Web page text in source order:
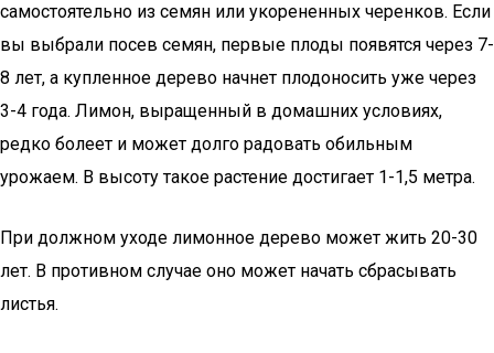
самостоятельно из семян или укорененных черенков. Если
вы выбрали посев семян, первые плоды появятся через 7-
8 лет, а купленное дерево начнет плодоносить уже через
3-4 года. Лимон, выращенный в домашних условиях,
редко болеет и может долго радовать обильным
урожаем. В высоту такое растение достигает 1-1,5 метра.
При должном уходе лимонное дерево может жить 20-30
лет. В противном случае оно может начать сбрасывать
листья.